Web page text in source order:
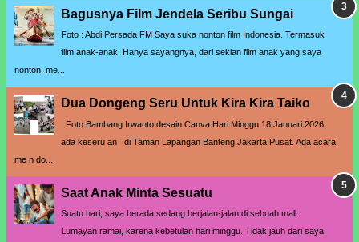
Bagusnya Film Jendela Seribu Sungai
Foto : Abdi Persada FM Saya suka nonton film Indonesia. Termasuk
film anak-anak. Hanya sayangnya, dari sekian film anak yang saya
nonton, me...
Dua Dongeng Seru Untuk Kira Kira Taiko
Foto Bambang Irwanto desain Canva Hari Minggu 18 Januari 2026,
ada keseru an di Taman Lapangan Banteng Jakarta Pusat. Ada acara
me n do...
Saat Anak Minta Sesuatu
Suatu hari, saya berada sedang berjalan-jalan di sebuah mall.
Lumayan ramai, karena kebetulan hari minggu. Tidak jauh dari saya,